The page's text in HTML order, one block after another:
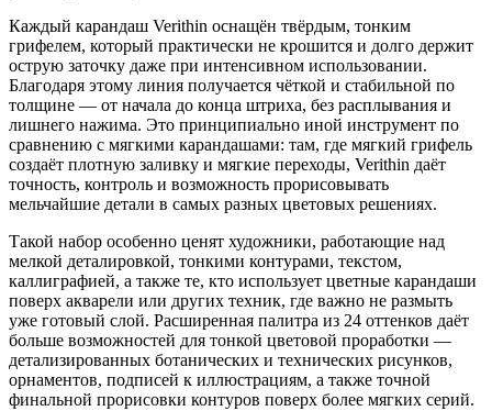
Каждый карандаш Verithin оснащён твёрдым, тонким
грифелем, который практически не крошится и долго держит
острую заточку даже при интенсивном использовании.
Благодаря этому линия получается чёткой и стабильной по
толщине — от начала до конца штриха, без расплывания и
лишнего нажима. Это принципиально иной инструмент по
сравнению с мягкими карандашами: там, где мягкий грифель
создаёт плотную заливку и мягкие переходы, Verithin даёт
точность, контроль и возможность прорисовывать
мельчайшие детали в самых разных цветовых решениях.
Такой набор особенно ценят художники, работающие над
мелкой деталировкой, тонкими контурами, текстом,
каллиграфией, а также те, кто использует цветные карандаши
поверх акварели или других техник, где важно не размыть
уже готовый слой. Расширенная палитра из 24 оттенков даёт
больше возможностей для тонкой цветовой проработки —
детализированных ботанических и технических рисунков,
орнаментов, подписей к иллюстрациям, а также точной
финальной прорисовки контуров поверх более мягких серий.